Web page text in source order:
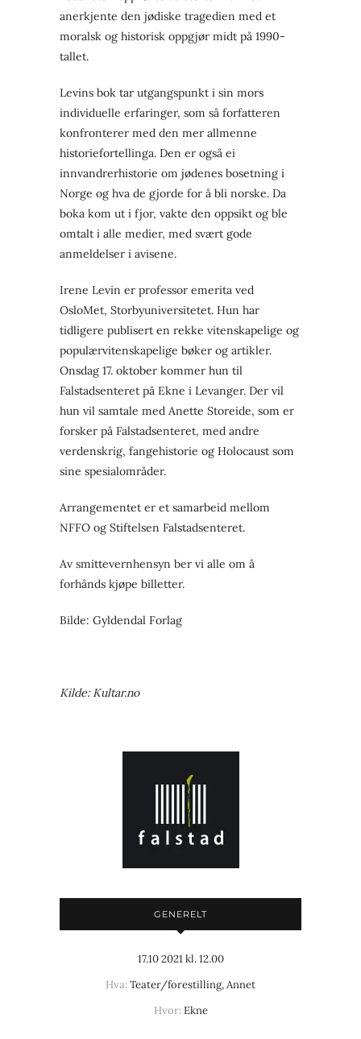
anerkjente den jødiske tragedien med et
moralsk og historisk oppgjør midt på 1990-
tallet.
Levins bok tar utgangspunkt i sin mors
individuelle erfaringer, som så forfatteren
konfronterer med den mer allmenne
historiefortellinga. Den er også ei
innvandrerhistorie om jødenes bosetning i
Norge og hva de gjorde for å bli norske. Da
boka kom ut i fjor, vakte den oppsikt og ble
omtalt i alle medier, med svært gode
anmeldelser i avisene.
Irene Levin er professor emerita ved
OsloMet, Storbyuniversitetet. Hun har
tidligere publisert en rekke vitenskapelige og
populærvitenskapelige bøker og artikler.
Onsdag 17. oktober kommer hun til
Falstadsenteret på Ekne i Levanger. Der vil
hun vil samtale med Anette Storeide, som er
forsker på Falstadsenteret, med andre
verdenskrig, fangehistorie og Holocaust som
sine spesialområder.
Arrangementet er et samarbeid mellom
NFFO og Stiftelsen Falstadsenteret.
Av smittevernhensyn ber vi alle om å
forhånds kjøpe billetter.
Bilde: Gyldendal Forlag
Kilde: Kultar.no
GENERELT
17.10 2021 kl. 12.00
Hva:Teater/forestilling, Annet
Hvor:Ekne